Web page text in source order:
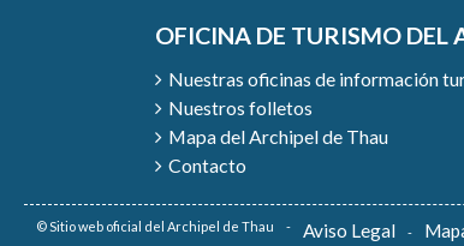
OFICINA DE TURISMO DEL
Nuestras oficinas de información
Nuestros folletos
Mapa del Archipel de Thau
Contacto
© Sitio web oficial del Archipel de Thau Aviso Legal